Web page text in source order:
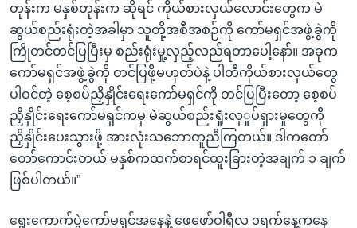
တုန်းက မနှစ်တုန်းက ဆိုရင် ကိုယ်စားလှယ်လောင်းတွေက မဲ
ဆွယ်စည်းရုံးတဲ့အခါမှာ သူတို့အစီအစဉ်ကို ကော်မရှင်အဖွဲ့ခွဲကို
ကြိုတင်တင်ပြပြီးမှ စည်းရုံးမှု့လှည့်လည်ရတာပေါ့နော်။ အခုက
ကော်မရှင်အဖွဲ့ခွဲကို တင်ပြဖို့မဟုတ်ပဲနဲ့ ပါတီကိုယ်စားလှယ်တွေ
ပါဝင်တဲ့ စေ့စပ်ညှိနှိုင်းရေးကော်မရှင်ကို တင်ပြပြီးတော့ စေ့စပ်
ညှိနှိုင်းရေးကော်မရှင်ကမှ မဲဆွယ်စည်းရှုံးလှှုပ်ရှားမှုတွေကို
ညှိနှိုင်းပေးသွားဖို့ အားလုံးသဘောတူညီကြတယ်။ ဒါကတော်
တော်ကောင်းတယ် မနှစ်ကထက်စာရင်ထူးခြားတဲ့အချက် ၁ ချက်
ဖြစ်ပါတယ်။”
ရွေးကောက်ပွဲကော်မရှင်အနေနဲ့ ဖေဖော်ဝါရီလ ၁ရက်နေ့ကနေ